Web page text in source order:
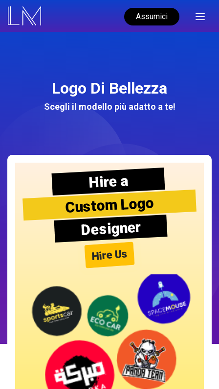
Assumici
Logo Di Bellezza
Scegli il modello più adatto a te!
Hire a
Custom Logo
Designer
Hire Us